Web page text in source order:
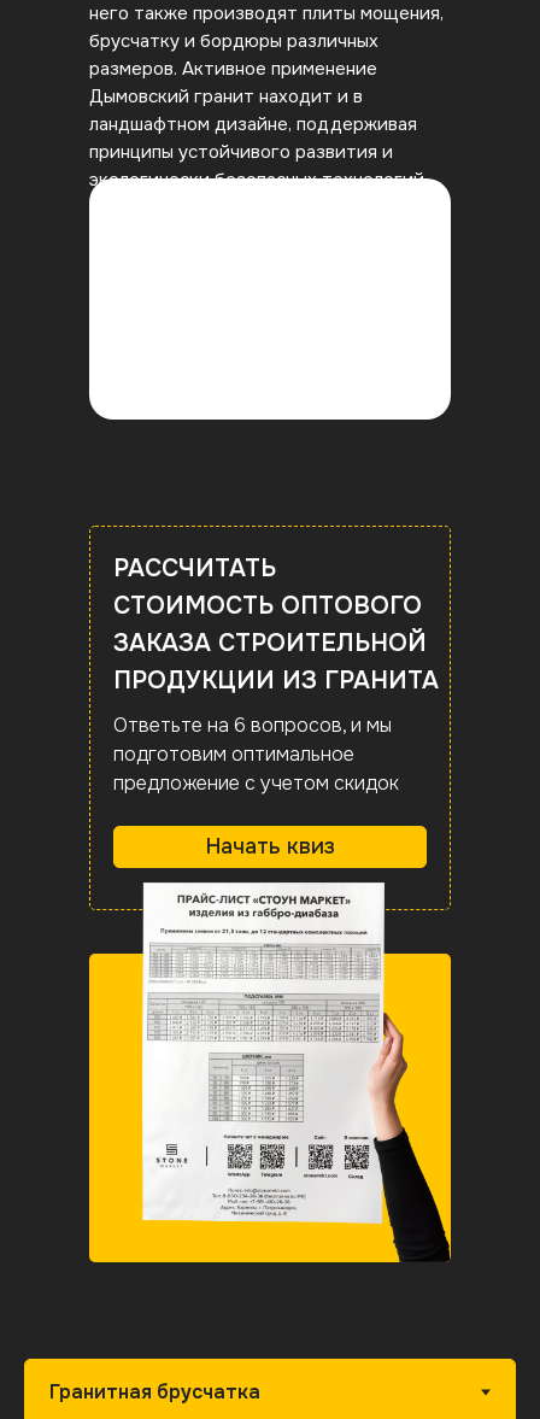
него также производят плиты мощения,
брусчатку и бордюры различных
размеров. Активное применение
Дымовский гранит находит и в
ландшафтном дизайне, поддерживая
принципы устойчивого развития и
экологически безопасных технологий.
Начать квиз
РАССЧИТАТЬ
СТОИМОСТЬ ОПТОВОГО
ЗАКАЗА СТРОИТЕЛЬНОЙ
ПРОДУКЦИИ ИЗ ГРАНИТА
Ответьте на 6 вопросов, и мы
подготовим оптимальное
предложение с учетом скидок